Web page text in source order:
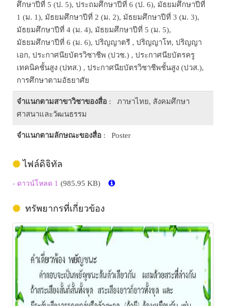
ศึกษาปีที่ 5 (ป. 5), ประถมศึกษาปีที่ 6 (ป. 6), มัธยมศึกษาปีที่
1 (ม. 1), มัธยมศึกษาปีที่ 2 (ม. 2), มัธยมศึกษาปีที่ 3 (ม. 3),
มัธยมศึกษาปีที่ 4 (ม. 4), มัธยมศึกษาปีที่ 5 (ม. 5),
มัธยมศึกษาปีที่ 6 (ม. 6), ปริญญาตรี , ปริญญาโท, ปริญญา
เอก, ประกาศนียบัตรวิชาชีพ (ปวช.) , ประกาศนียบัตรครู
เทคนิคชั้นสูง (ปทส.) , ประกาศนียบัตรวิชาชีพชั้นสูง (ปวส.),
การศึกษาตามอัธยาศัย
จำแนกตามสาขาวิชาของสื่อ : ภาษาไทย, สังคมศึกษา
ศาสนาและวัฒนธรรม
จำแนกตามลักษณะของสื่อ : Poster
ไฟล์ดิจิทัล
- ดาวน์โหลด 1 (985.95 KB)
ทรัพยากรที่เกี่ยวข้อง